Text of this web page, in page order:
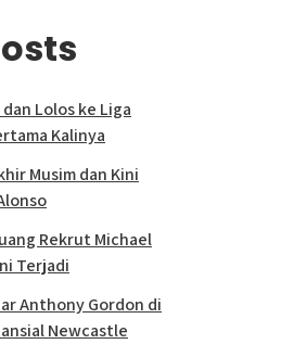
Lolos ke Liga
Kalinya
Musim dan Kini
Rekrut Michael
Terjadi
Anthony Gordon di
Newcastle